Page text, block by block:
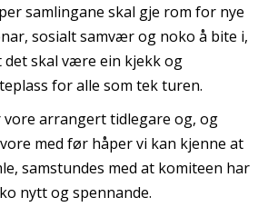
samlingane skal gje rom for nye
sosialt samvær og noko å bite i,
det skal være ein kjekk og
for alle som tek turen.
vore arrangert tidlegare og, og
med før håper vi kan kjenne at
samstundes med at komiteen har
nytt og spennande.